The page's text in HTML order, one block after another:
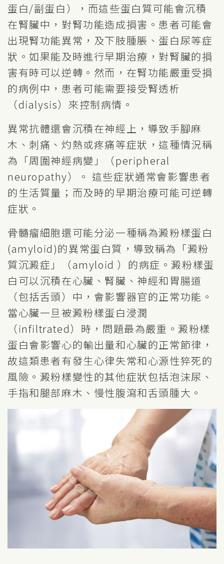
蛋白/副蛋白），而這些蛋白質可能會沉積
在腎臟中，對腎功能造成損害。患者可能會
出現腎功能異常，及下肢腫脹、蛋白尿等症
狀。如果能及時進行早期治療，對腎臟的損
害有時可以逆轉。然而，在腎功能嚴重受損
的病例中，患者可能需要接受腎透析
（dialysis）來控制病情。
異常抗體還會沉積在神經上，導致手腳麻
木、刺痛、灼熱或疼痛等症狀，這種情況稱
為「周圍神經病變」（peripheral
neuropathy）。 這些症狀通常會影響患者
的生活質量；而及時的早期治療可能可逆轉
症狀。
骨髓瘤細胞還可能分泌一種稱為澱粉樣蛋白
(amyloid)的異常蛋白質，導致稱為「澱粉
質沉澱症」（amyloid ）的病症。澱粉樣蛋
白可以沉積在心臟、腎臟、神經和胃腸道
（包括舌頭）中，會影響器官的正常功能。
當心臟一旦被澱粉樣蛋白浸潤
（infiltrated）時，問題最為嚴重。澱粉樣
蛋白會影響心的輸出量和心臟的正常節律，
故這類患者有發生心律失常和心源性猝死的
風險。澱粉樣變性的其他症狀包括泡沫尿、
手指和腿部麻木、慢性腹瀉和舌頭腫大。